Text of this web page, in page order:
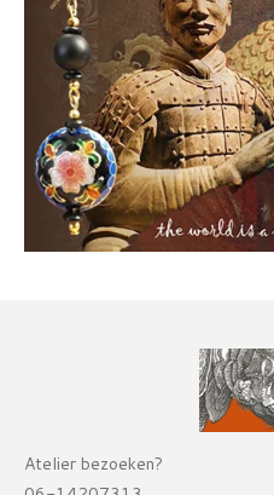
Atelier bezoeken?